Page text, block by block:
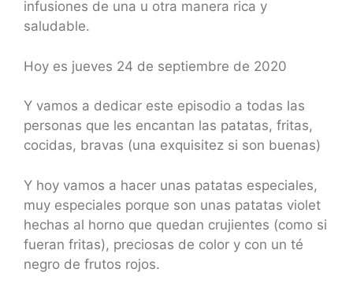
infusiones de una u otra manera rica y
saludable.
Hoy es jueves 24 de septiembre de 2020
Y vamos a dedicar este episodio a todas las
personas que les encantan las patatas, fritas,
cocidas, bravas (una exquisitez si son buenas)
Y hoy vamos a hacer unas patatas especiales,
muy especiales porque son unas patatas violet
hechas al horno que quedan crujientes (como si
fueran fritas), preciosas de color y con un té
negro de frutos rojos.